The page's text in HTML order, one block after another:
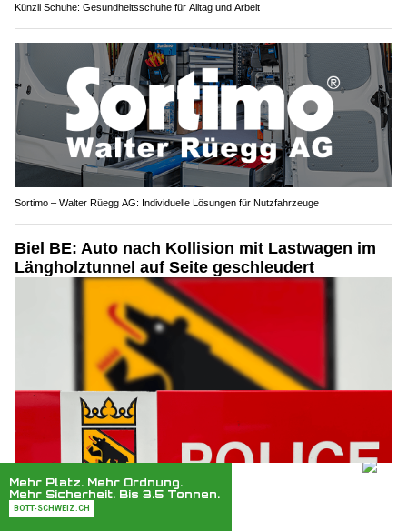
Künzli Schuhe: Gesundheitsschuhe für Alltag und Arbeit
Sortimo – Walter Rüegg AG: Individuelle Lösungen für Nutzfahrzeuge
Biel BE: Auto nach Kollision mit Lastwagen im
Längholztunnel auf Seite geschleudert